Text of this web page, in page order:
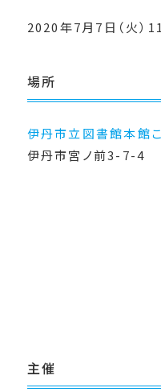
2020年7月7日（火）
場所
伊丹市立図書館本館
伊丹市宮ノ前3-7-4
主催